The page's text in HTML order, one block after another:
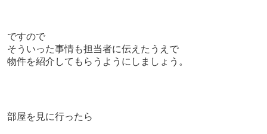
ですので
そういった事情も担当者に伝えたうえで
物件を紹介してもらうようにしましょう。
部屋を見に行ったら